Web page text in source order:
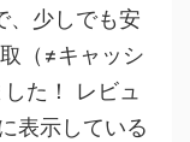
、少しでも安
（≠キャッシ
た！ レビュ
表示している